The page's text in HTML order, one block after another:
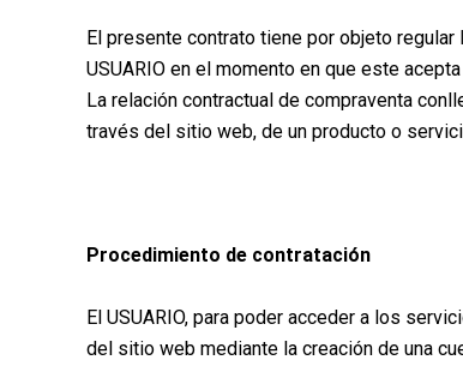
El presente contrato tiene por objeto regular
USUARIO en el momento en que este
La relación contractual de compraventa
través del sitio web, de un producto o
Procedimiento de contratación
El USUARIO, para poder acceder a los
del sitio web mediante la creación de una